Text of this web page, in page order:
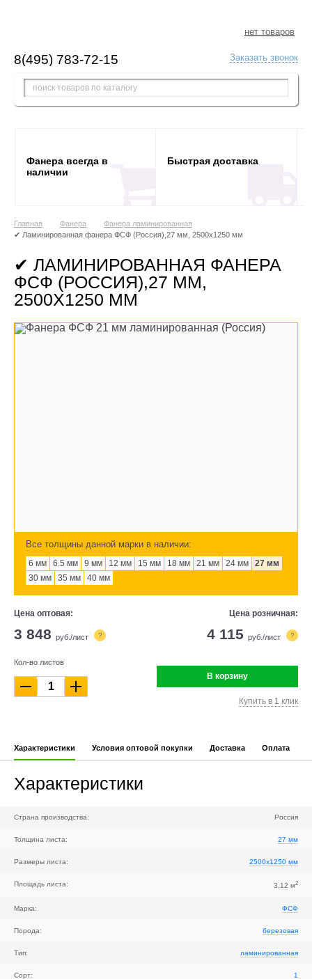
8(495) 783-72-15 Заказать звонок
нет товаров
Фанера всегда в
наличии
Быстрая доставка
Главная Фанера
Фанера ламинированная
✔ Ламинированная фанера ФСФ (Россия),27 мм, 2500x1250 мм
✔ ЛАМИНИРОВАННАЯ ФАНЕРА
ФСФ (РОССИЯ),27 ММ,
2500X1250 ММ
Все толщины данной марки в наличии:
6 мм 6.5 мм 9 мм 12 мм 15 мм 18 мм 21 мм 24 мм
27 мм
30 мм
35 мм 40 мм
Цена оптовая:
3 848 руб./лист ?
Цена розничная:
4 115 руб./лист ?
Кол-во листов
В корзину
Купить в 1 клик
Характеристики Условия оптовой покупки Доставка Оплата
Характеристики
Страна производства: Россия
Толщина листа: 27 мм
Размеры листа: 2500x1250 мм
Площадь листа: 3,12 м2
Марка: ФСФ
Порода: березовая
Тип: ламинированная
Сорт: 1